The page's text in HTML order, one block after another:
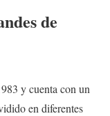
de
y cuenta con un
en diferentes